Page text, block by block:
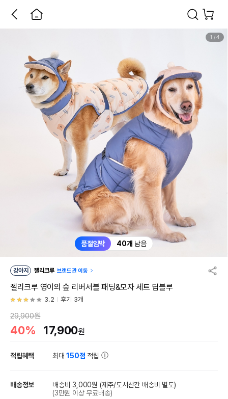
품절임박 40개 남음
1 /4
강아지 젤리크루 브랜드관 이동
젤리크루 영이의 숲 리버서블 패딩&모자 세트 딥블루
3.2 후기 3개
29,900원
40% 17,900원
적립혜택 최대150점 적립
배송정보 배송비 3,000원 (제주/도서산간 배송비 별도)
(3만원 이상 무료배송)